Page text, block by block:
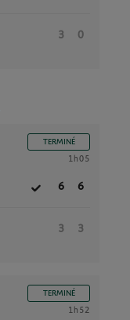
3 0
TERMINÉ
1h05
6 6
3 3
TERMINÉ
1h52